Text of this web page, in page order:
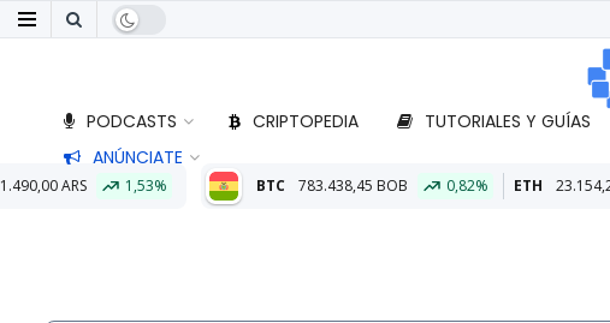
PODCASTS CRIPTOPEDIA TUTORIALES Y GUÍAS
ANÚNCIATE
BTC 783.438,45 BOB 0,82% ETH 23.154,25 BOB 2,34%